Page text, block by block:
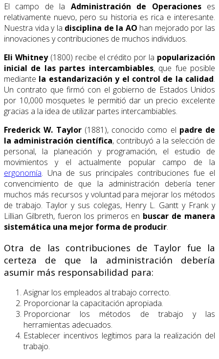
El campo de la Administración de Operacioneses
relativamente nuevo, pero su historia es rica e interesante.
Nuestra vida y la disciplina de la AO han mejorado por las
innovaciones y contribuciones de muchos individuos.
Eli Whitney(1800) recibe el crédito por la popularización
inicial de las partes intercambiables, que fue posible
mediante la estandarización y el control de la calidad.
Un contrato que firmó con el gobierno de Estados Unidos
por 10,000 mosquetes le permitió dar un precio excelente
gracias a la idea de utilizar partes intercambiables.
Frederick W. Taylor(1881), conocido como el padre de
la administración científica, contribuyó a la selección de
personal, la planeación y programación, el estudio de
movimientos y el actualmente popular campo de la
ergonomía. Una de sus principales contribuciones fue el
convencimiento de que la administración debería tener
muchos más recursos y voluntad para mejorar los métodos
de trabajo. Taylor y sus colegas, Henry L. Gantt y Frank y
Lillian Gilbreth, fueron los primeros en buscar de manera
sistemática una mejor forma de producir.
Otra de las contribuciones de Taylor fue la
certeza de que la administración debería
asumir más responsabilidad para:
Asignar los empleados al trabajo correcto.
Proporcionar la capacitación apropiada.
Proporcionar los métodos de trabajo y las
herramientas adecuados.
Establecer incentivos legítimos para la realización del
trabajo.